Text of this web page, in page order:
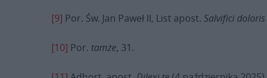
[9] Por. Św. Jan Paweł II, List apost. Salvifici doloris
[10] Por. tamże, 31.